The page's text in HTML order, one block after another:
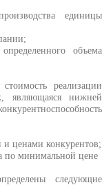
единицы
объема
реализации
являющаяся нижней
и ценами конкурентов;
по минимальной цене
следующие